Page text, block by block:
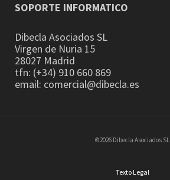
SOPORTE INFORMATICO
Dibecla Asociados SL
Virgen de Nuria 15
28027 Madrid
tfn: (+34) 910 660 869
email: comercial@dibecla.es
©2026 Dibecla Asociados SL
Texto Legal